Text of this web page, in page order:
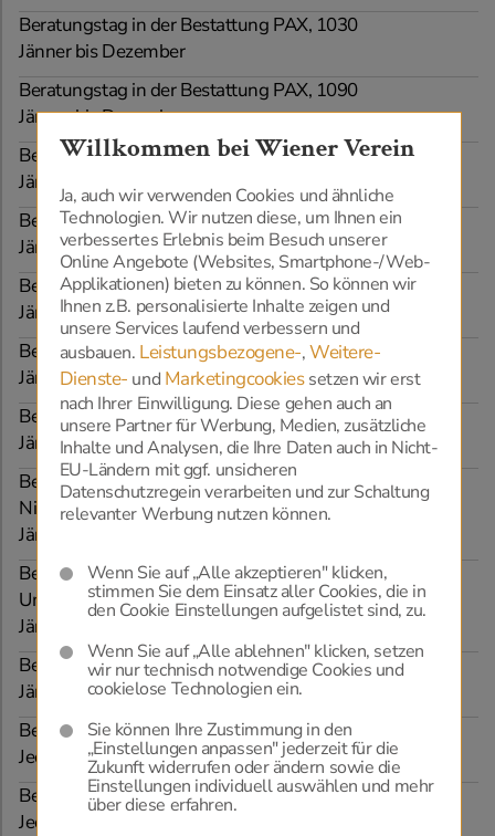
Beratungstag in der Bestattung PAX, 1030
Jänner bis Dezember
Beratungstag in der Bestattung PAX, 1090
Jänner bis Dezember
Beratungstag in der Bestattung PAX, Schwechat
Jänner bis Dezember
Beratungstag in der Bestattung Hahnl, Schwarzenau
Jänner bis Dezember
Beratungstag in der Bestattung Edelmann, 1230
Jänner bis Dezember
Beratungstag in der Bestattung EX-YU, 1120
Jänner bis Dezember
Beratungstag in der Bestattung Teufel, Großenzersdorf
Jänner bis Dezember
Beratungstag bei Steinmetz Werl, Wien und
Niederösterreich
Jänner bis Dezember
Beratungstag in der Bestattung Biack, Tulln und
Umgebung
Jänner bis Dezember
Beratungstag in der Bestattung Kallaus, Laa a. d. Thaya
Jänner bis Dezember
Beratungstag in der Bestattung Kleinhappel, Berndorf
Jeden 1. Dienstag im Monat, von 08:00 bis 11:00 Uhr
Beratungstag in der Bestattung Furtner, 1210
Jeden Montag und Mittwoch, von 08:30 bis 13:00 Uhr
Willkommen bei Wiener Verein
Ja, auch wir verwenden Cookies und ähnliche
Technologien. Wir nutzen diese, um Ihnen ein
verbessertes Erlebnis beim Besuch unserer
Online Angebote (Websites, Smartphone-/Web-
Applikationen) bieten zu können. So können wir
Ihnen z.B. personalisierte Inhalte zeigen und
unsere Services laufend verbessern und
ausbauen. Leistungsbezogene-,Weitere-
Dienste- und Marketingcookiessetzen wir erst
nach Ihrer Einwilligung. Diese gehen auch an
unsere Partner für Werbung, Medien, zusätzliche
Inhalte und Analysen, die Ihre Daten auch in Nicht-
EU-Ländern mit ggf. unsicheren
Datenschutzregein verarbeiten und zur Schaltung
relevanter Werbung nutzen können.
Wenn Sie auf „Alle akzeptieren" klicken,
stimmen Sie dem Einsatz aller Cookies, die in
den Cookie Einstellungen aufgelistet sind, zu.
Wenn Sie auf „Alle ablehnen" klicken, setzen
wir nur technisch notwendige Cookies und
cookielose Technologien ein.
Sie können Ihre Zustimmung in den
„Einstellungen anpassen" jederzeit für die
Zukunft widerrufen oder ändern sowie die
Einstellungen individuell auswählen und mehr
über diese erfahren.